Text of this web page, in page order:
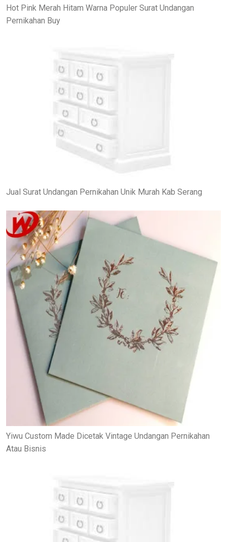
Hot Pink Merah Hitam Warna Populer Surat Undangan
Pernikahan Buy
Jual Surat Undangan Pernikahan Unik Murah Kab Serang
Yiwu Custom Made Dicetak Vintage Undangan Pernikahan
Atau Bisnis